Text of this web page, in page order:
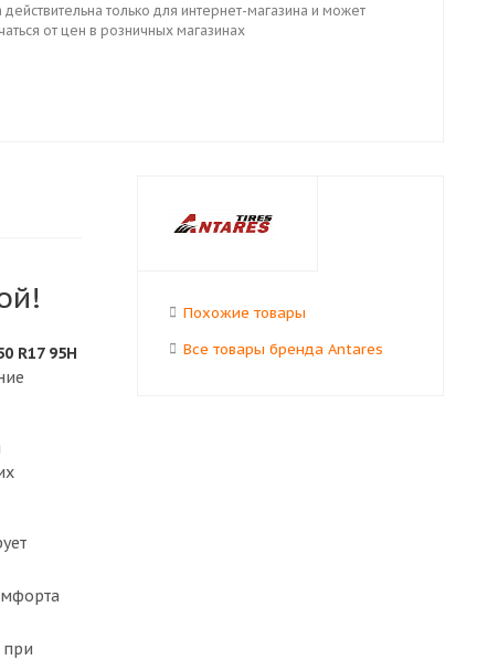
действительна только для интернет-магазина и может
от цен в розничных магазинах
R17 95H
при
Похожие товары
Все товары бренда Antares